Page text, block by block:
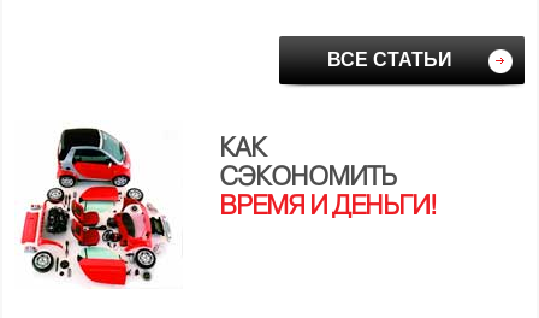
ВСЕ СТАТЬИ
КАК
СЭКОНОМИТЬ
ВРЕМЯ И ДЕНЬГИ!